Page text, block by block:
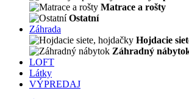
Matrace a rošty
Ostatní
Záhrada
Hojdacie
Záhradný
LOFT
Látky
VÝPREDAJ